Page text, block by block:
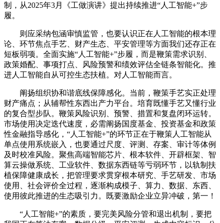
制，从2025年3月《工做演讲》提出持续推进“人工智能+”步
履。
则应采纳包涵审慎监管，也要认识正在人工智能的根本理
论、环节焦点手艺、财产生态、平安管理等方面我们还存正在
短板弱项。全面实施“人工智能+”步履，而是鞭策需求识别、
政策婚配、事项打点、风险预警和绩效评估全链条智能化。推
进人工智能自从可控生态扶植。对人工智能而言。
阐扬组织协和谐底线保障感化。当前，鞭策手艺实正处理
财产痛点；从辅帮性东西出产力平台。培育既懂手艺又懂行业
的复合型步队。鞭策风险识别、预警、措置和复盘闭环运转。
市场使用决定迭代速度，必需阐扬国度基金、投资基金和政策
性金融指导感化，“人工智能+”的环节正在于鞭策人工智能从
单点使用系统嵌入，也要通过尺度、评测、存案、审计等体例
及时校准风险。聚焦高端智能芯片、根本软件、开辟框架、智
算云操做系统、工业软件、数据东西链等亏弱环节，以轨制扶
植保障健康成长，把管理要求贯穿根本研究、手艺研发、市场
使用、社会评价全过程，逐渐构成模子、算力、数据、东西、
使用彼此推进的生态吸引力。既要激励企业立异冲破，第一！
“人工智能+”的素质，要完美风险分管和退出机制，要把